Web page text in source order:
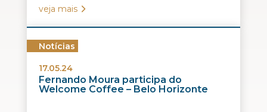
veja mais
Notícias
17.05.24
Fernando Moura participa do
Welcome Coffee – Belo Horizonte